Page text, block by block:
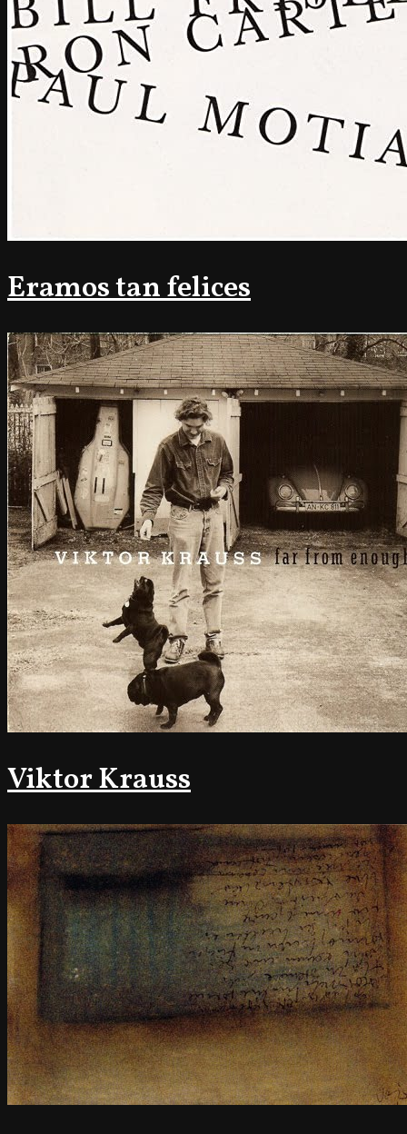
Eramos tan felices
Viktor Krauss